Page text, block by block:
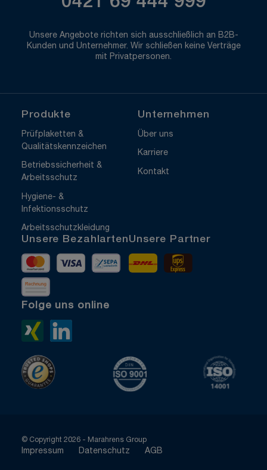
Unsere Angebote richten sich ausschließlich an B2B-
Kunden und Unternehmer. Wir schließen keine Verträge
mit Privatpersonen.
Produkte
Prüfplaketten &
Qualitätskennzeichen
Betriebssicherheit &
Arbeitsschutz
Hygiene- &
Infektionsschutz
Arbeitsschutzkleidung
Unternehmen
Über uns
Karriere
Kontakt
Unsere Bezahlarten
MastercardVisa Vorkasse
Rechnung
Unsere Partner
DHL
Folge uns online
Xing>
ISO 9001 zertifiziert
© Copyright 2026 - Marahrens Group
Impressum Datenschutz AGB